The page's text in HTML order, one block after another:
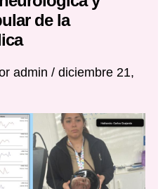
de la
admin/diciembre 21,